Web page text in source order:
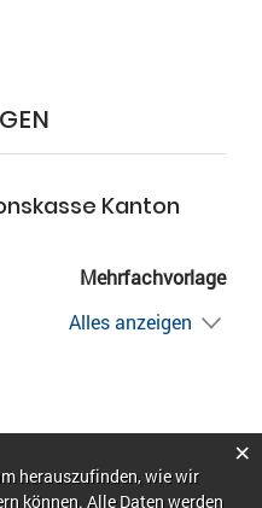
Kanton
Mehrfachvorlage
Alles anzeigen
herauszufinden, wie wir
können. Alle Daten werden
×